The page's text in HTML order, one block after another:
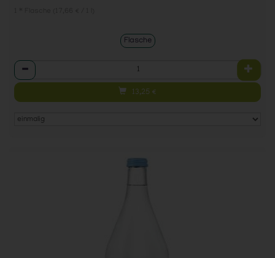
Flasche
Anzahl
13,25 €